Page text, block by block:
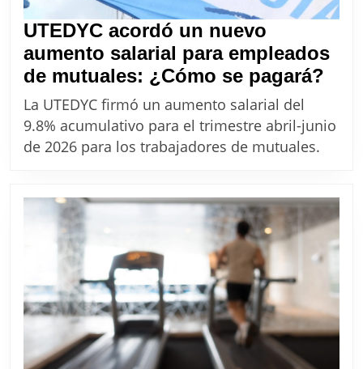
UTEDYC acordó un nuevo
aumento salarial para empleados
de mutuales: ¿Cómo se pagará?
un
de
se
La UTEDYC firmó un aumento salarial del
9.8% acumulativo para el trimestre abril-junio
de 2026 para los trabajadores de mutuales.